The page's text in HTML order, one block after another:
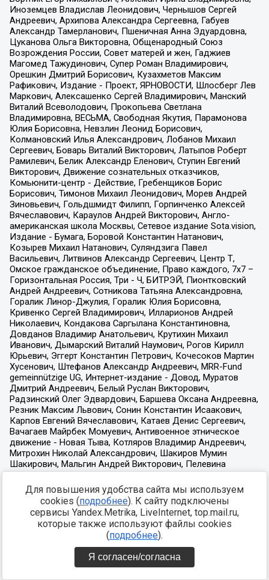
Для повышения удобства сайта мы используем
cookies (подробнее). К сайту подключены
сервисы Yandex.Metrika, LiveInternet, top.mail.ru,
которые также используют файлы cookies
(подробнее).
Я согласен/согласна